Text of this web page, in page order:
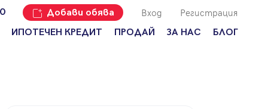
Добави обява Вход Регистрация
ИПОТЕЧЕН КРЕДИТ ПРОДАЙ ЗА НАС БЛОГ